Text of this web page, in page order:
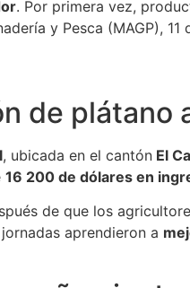
. Por primera vez,
y Pesca (MAGP), 11
de plátano
, ubicada en el cantón El
16 200 de dólares en
de que los
aprendieron a